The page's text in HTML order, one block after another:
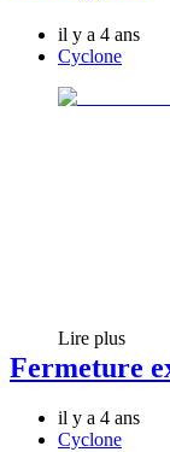
il y a 4 ans
Cyclone
Lire plus
Fermeture
il y a 4 ans
Cyclone